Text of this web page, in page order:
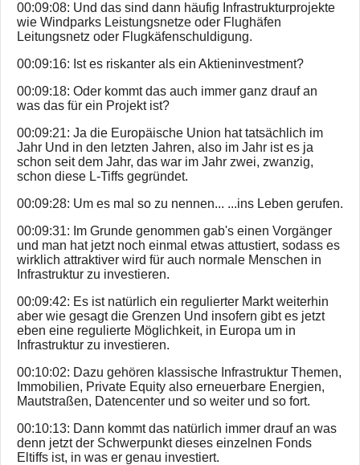
00:09:08: Und das sind dann häufig Infrastrukturprojekte
wie Windparks Leistungsnetze oder Flughäfen
Leitungsnetz oder Flugkäfenschuldigung.
00:09:16: Ist es riskanter als ein Aktieninvestment?
00:09:18: Oder kommt das auch immer ganz drauf an
was das für ein Projekt ist?
00:09:21: Ja die Europäische Union hat tatsächlich im
Jahr Und in den letzten Jahren, also im Jahr ist es ja
schon seit dem Jahr, das war im Jahr zwei, zwanzig,
schon diese L-Tiffs gegründet.
00:09:28: Um es mal so zu nennen... ...ins Leben gerufen.
00:09:31: Im Grunde genommen gab's einen Vorgänger
und man hat jetzt noch einmal etwas attustiert, sodass es
wirklich attraktiver wird für auch normale Menschen in
Infrastruktur zu investieren.
00:09:42: Es ist natürlich ein regulierter Markt weiterhin
aber wie gesagt die Grenzen Und insofern gibt es jetzt
eben eine regulierte Möglichkeit, in Europa um in
Infrastruktur zu investieren.
00:10:02: Dazu gehören klassische Infrastruktur Themen,
Immobilien, Private Equity also erneuerbare Energien,
Mautstraßen, Datencenter und so weiter und so fort.
00:10:13: Dann kommt das natürlich immer drauf an was
denn jetzt der Schwerpunkt dieses einzelnen Fonds
Eltiffs ist, in was er genau investiert.